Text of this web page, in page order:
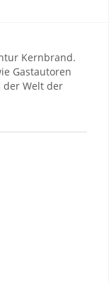
Kernbrand.
Gastautoren
der Welt der